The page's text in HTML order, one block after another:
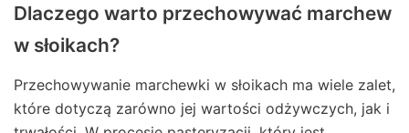
Dlaczego warto przechowywać marchew
w słoikach?
Przechowywanie marchewki w słoikach ma wiele zalet,
które dotyczą zarówno jej wartości odżywczych, jak i